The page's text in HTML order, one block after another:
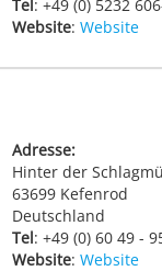
Tel: +49 (0) 5232
Website: Website
Adresse:
Hinter der
63699 Kefenrod
Deutschland
Tel: +49 (0) 60 49 -
Website: Website